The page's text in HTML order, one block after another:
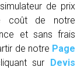
de prix
coût de notre
et sans frais
de notre Page
sur Devis